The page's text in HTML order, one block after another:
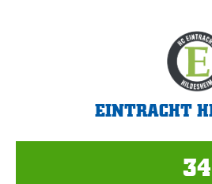
EINTRACHT
34